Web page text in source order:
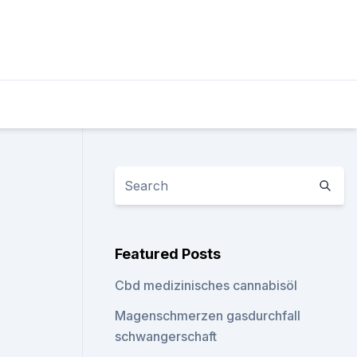
Featured Posts
Cbd medizinisches cannabisöl
Magenschmerzen gasdurchfall
schwangerschaft